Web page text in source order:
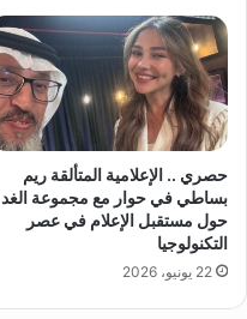
و
ا
ن
(
غ
ر
س
ث
ق
ف
ا
ل
ت
س
و
ي
ق
ي
حصري .. الإعلامية المتألقة ريم
بساطي في حوار مع مجموعة الغد
حول مستقبل الإعلام في عصر
التكنولوجيا
22 يونيو، 2026